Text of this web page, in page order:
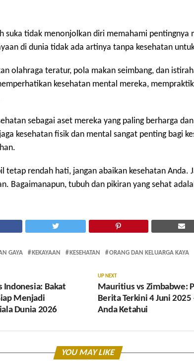
suka tidak menonjolkan diri memahami pentingnya
di dunia tidak ada artinya tanpa kesehatan
olahraga teratur, pola makan seimbang, dan
kesehatan mental mereka,
sebagai aset mereka yang paling berharga
kesehatan fisik dan mental sangat penting bagi
tetap rendah hati, jangan abaikan kesehatan Anda.
Bagaimanapun, tubuh dan pikiran yang sehat
GAYA KEKAYAAN KESEHATAN ORANG DAN KELUARGA KAYA
UP NEXT
Mauritius vs Zimbabwe:
Berita Terkini 4 Juni 2025
Anda Ketahui
Indonesia: Bakat
Menjadi
Dunia 2026
YOU MAY LIKE